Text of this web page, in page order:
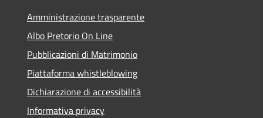
Amministrazione trasparente
Albo Pretorio On Line
Pubblicazioni di Matrimonio
Piattaforma whistleblowing
Dichiarazione di accessibilità
Informativa privacy